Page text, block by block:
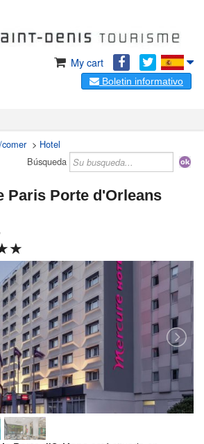
My cart
Boletin informativo
> Hotel
Búsqueda
Paris Porte d'Orleans